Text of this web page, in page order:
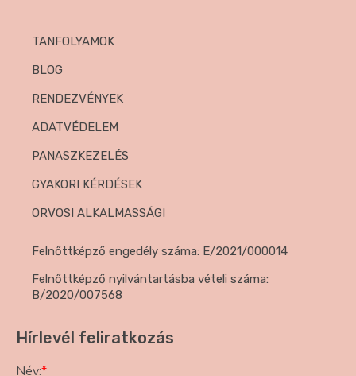
TANFOLYAMOK
BLOG
RENDEZVÉNYEK
ADATVÉDELEM
PANASZKEZELÉS
GYAKORI KÉRDÉSEK
ORVOSI ALKALMASSÁGI
Felnőttképző engedély száma: E/2021/000014
Felnőttképző nyilvántartásba vételi száma:
B/2020/007568
Hírlevél feliratkozás
Név:*